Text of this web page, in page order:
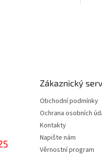
Zákaznický
Obchodní podmínky
Ochrana osobních
Kontakty
Napište nám
Věrnostní program